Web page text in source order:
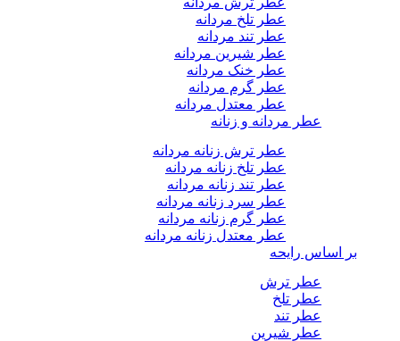
عطر تلخ مردانه
عطر تند مردانه
عطر شیرین مردانه
عطر خنک مردانه
عطر گرم مردانه
عطر معتدل مردانه
عطر مردانه و زنانه
عطر ترش زنانه مردانه
عطر تلخ زنانه مردانه
عطر تند زنانه مردانه
عطر سرد زنانه مردانه
عطر گرم زنانه مردانه
عطر معتدل زنانه مردانه
بر اساس رایحه
عطر ترش
عطر تلخ
عطر تند
عطر شیرین